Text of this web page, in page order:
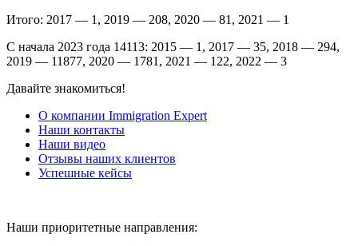
Итого: 2017 — 1, 2019 — 208, 2020 — 81, 2021 — 1
С начала 2023 года 14113: 2015 — 1, 2017 — 35, 2018 — 294,
2019 — 11877, 2020 — 1781, 2021 — 122, 2022 — 3
Давайте знакомиться!
О компании Immigration Expert
Наши контакты
Наши видео
Отзывы наших клиентов
Успешные кейсы
Наши приоритетные направления: